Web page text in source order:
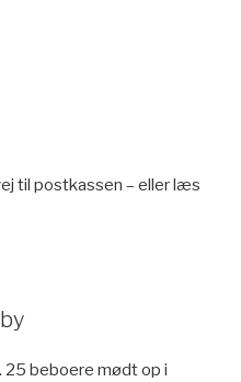
til postkassen – eller læs
25 beboere mødt op i